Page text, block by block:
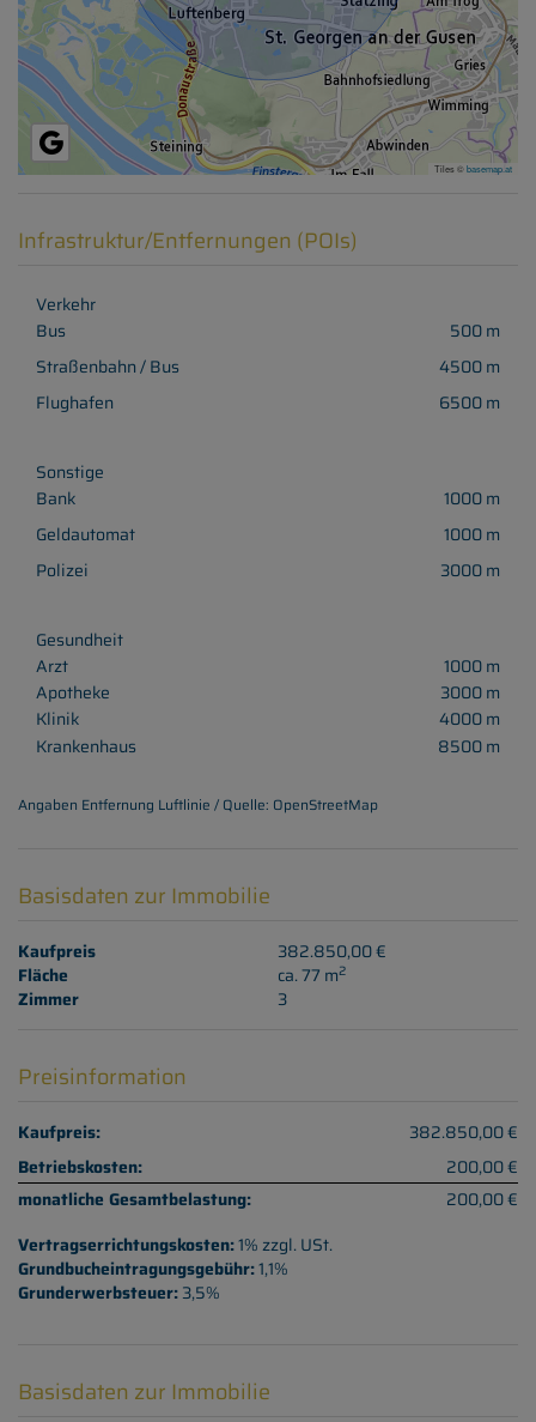
Tiles ©basemap.at
Infrastruktur/Entfernungen (POIs)
Verkehr
Bus
500 m
Straßenbahn / Bus
4500 m
Flughafen
6500 m
Sonstige
Bank
1000 m
Geldautomat
1000 m
Polizei
3000 m
Gesundheit
Arzt
1000 m
Apotheke
3000 m
Klinik
4000 m
Krankenhaus
8500 m
Angaben Entfernung Luftlinie / Quelle: OpenStreetMap
Basisdaten zur Immobilie
Kaufpreis
382.850,00 €
Fläche
ca. 77 m2
Zimmer 3
Preisinformation
Kaufpreis:
382.850,00 €
Betriebskosten:
200,00 €
monatliche Gesamtbelastung:
200,00 €
Vertragserrichtungskosten:1% zzgl. USt.
Grundbucheintragungsgebühr:1,1%
Grunderwerbsteuer:3,5%
Basisdaten zur Immobilie